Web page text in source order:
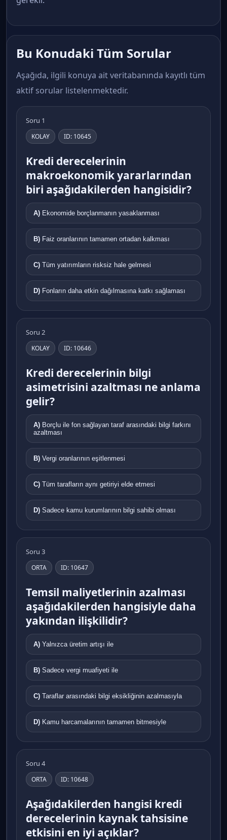
Bu Konudaki Tüm Sorular
Aşağıda, ilgili konuya ait veritabanında kayıtlı tüm
aktif sorular listelenmektedir.
Soru 1
KOLAY ID: 10645
Kredi derecelerinin
makroekonomik yararlarından
biri aşağıdakilerden hangisidir?
A) Ekonomide borçlanmanın yasaklanması
B) Faiz oranlarının tamamen ortadan kalkması
C) Tüm yatırımların risksiz hale gelmesi
D) Fonların daha etkin dağılmasına katkı sağlaması
Soru 2
KOLAY ID: 10646
Kredi derecelerinin bilgi
asimetrisini azaltması ne anlama
gelir?
A)
azaltması
B) Vergi oranlarının eşitlenmesi
C) Tüm tarafların aynı getiriyi elde etmesi
D) Sadece kamu kurumlarının bilgi sahibi olması
Soru 3
ORTA ID: 10647
Temsil maliyetlerinin azalması
aşağıdakilerden hangisiyle daha
yakından ilişkilidir?
A) Yalnızca üretim artışı ile
B) Sadece vergi muafiyeti ile
C) Taraflar arasındaki bilgi eksikliğinin azalmasıyla
D) Kamu harcamalarının tamamen bitmesiyle
Soru 4
ORTA ID: 10648
Aşağıdakilerden hangisi kredi
derecelerinin kaynak tahsisine
etkisini en iyi açıklar?